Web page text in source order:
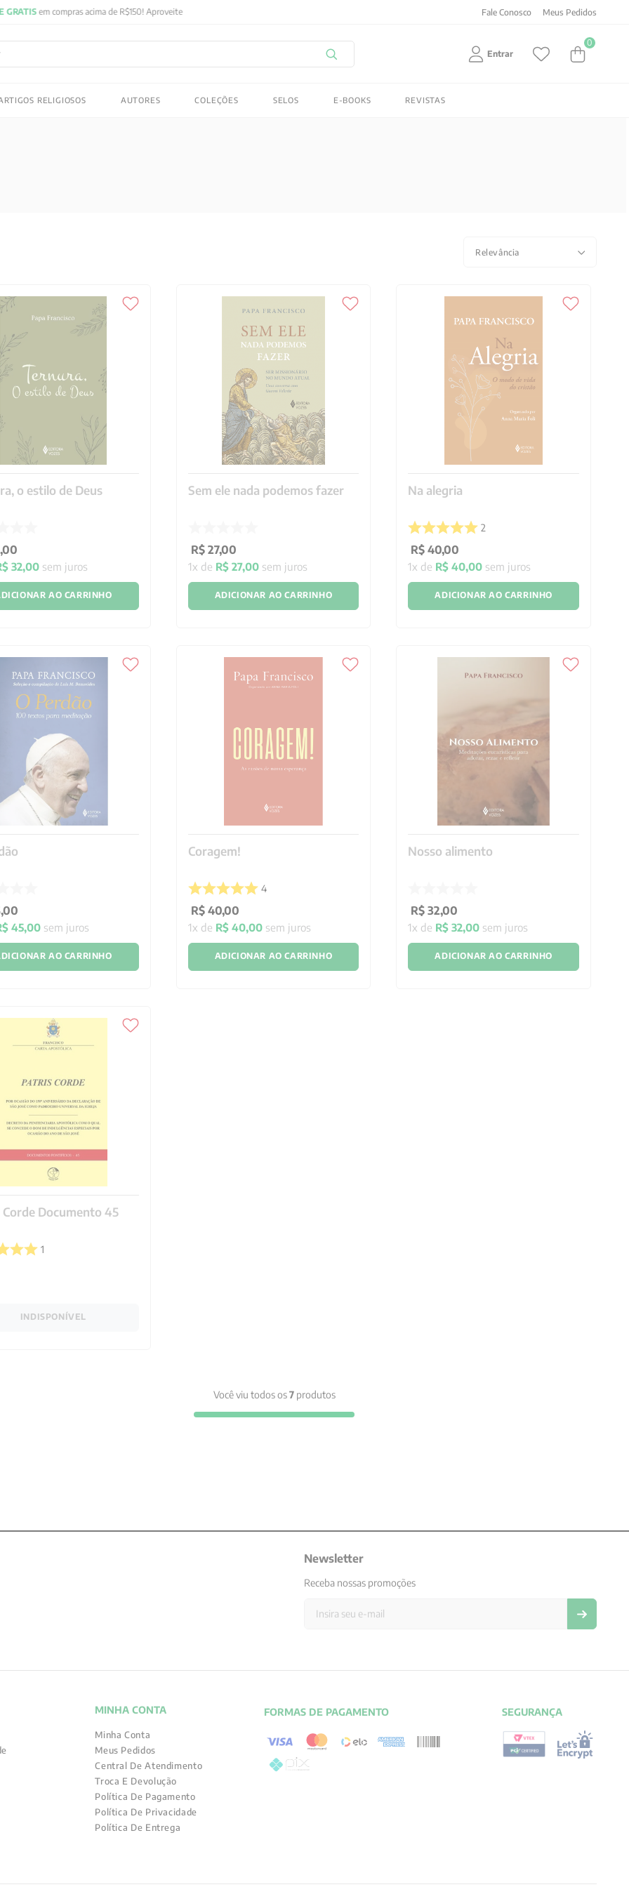
GRATISem compras acima de R$150! Aproveite Fale Conosco Meus Pedidos
Entrar
0
RELIGIOSOS AUTORES COLEÇÕES SELOS E-BOOKS REVISTAS
Relevância
o estilo de Deus
,00
32,00 sem juros
AO CARRINHO
Sem ele nada podemos fazer
R$ 27,00
1x de R$ 27,00sem juros
ADICIONAR AO CARRINHO
Na alegria
2
R$ 40,00
1x de R$ 40,00 sem juros
ADICIONAR AO CARRINHO
,00
45,00 sem juros
AO CARRINHO
Coragem!
4
R$ 40,00
1x de R$ 40,00sem juros
ADICIONAR AO CARRINHO
Nosso alimento
R$ 32,00
1x de R$ 32,00 sem juros
ADICIONAR AO CARRINHO
Documento 45
1
INDISPONÍVEL
Você viu todos os7produtos
Newsletter
Receba nossas promoções
MINHA CONTA
Minha Conta
Meus Pedidos
Central De Atendimento
Troca E Devolução
Política De Pagamento
Política De Privacidade
Política De Entrega
FORMAS DE PAGAMENTO SEGURANÇA